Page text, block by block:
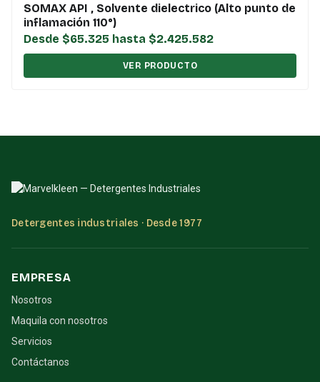
SOMAX API , Solvente dielectrico (Alto punto de
inflamación 110°)
Desde $65.325 hasta $2.425.582
VER PRODUCTO
Detergentes industriales · Desde 1977
EMPRESA
Nosotros
Maquila con nosotros
Servicios
Contáctanos